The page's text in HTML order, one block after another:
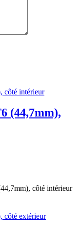
(44,7mm),
côté intérieur